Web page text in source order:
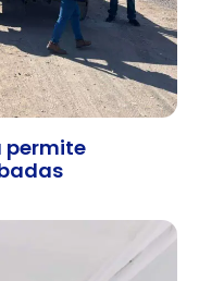
permite